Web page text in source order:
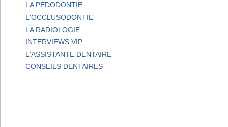
LA PEDODONTIE
L'OCCLUSODONTIE
LA RADIOLOGIE
INTERVIEWS VIP
L'ASSISTANTE DENTAIRE
CONSEILS DENTAIRES